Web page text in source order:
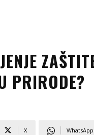
PRIRODE?
X WhatsApp